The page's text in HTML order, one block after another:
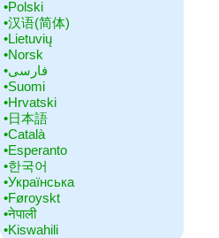
•‎Polski
•‎汉语(简体)
•‎Lietuvių
•‎Norsk
•‎فارسی
•‎Suomi
•‎Hrvatski
•‎日本語
•‎Català
•‎Esperanto
•‎한국어
•‎Українська
•‎Føroyskt
•‎नेपाली
•‎Kiswahili